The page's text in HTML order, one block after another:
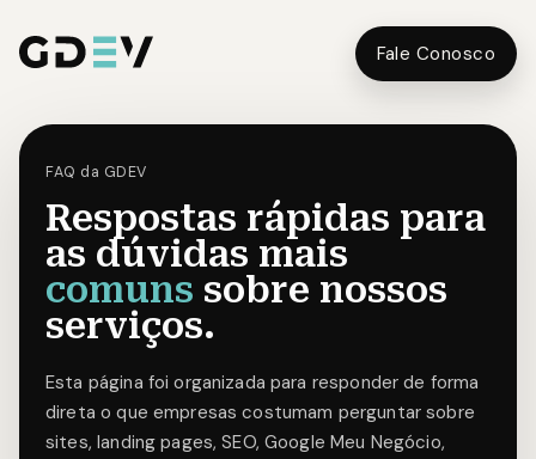
Fale Conosco
FAQ da GDEV
Respostas rápidas para
as dúvidas mais
comuns sobre nossos
serviços.
Esta página foi organizada para responder de forma
direta o que empresas costumam perguntar sobre
sites, landing pages, SEO, Google Meu Negócio,